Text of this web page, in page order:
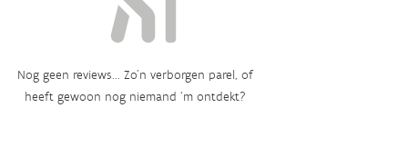
Nog geen reviews... Zo’n verborgen parel, of
heeft gewoon nog niemand ‘m ontdekt?